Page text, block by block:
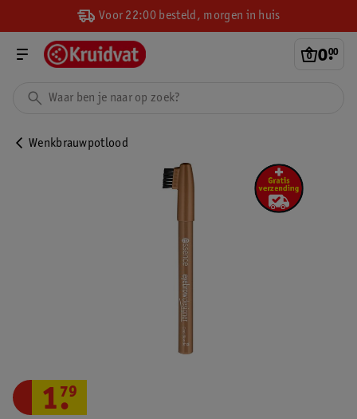
Voor 22:00 besteld, morgen in huis
0.
00
Wenkbrauwpotlood
1.
79